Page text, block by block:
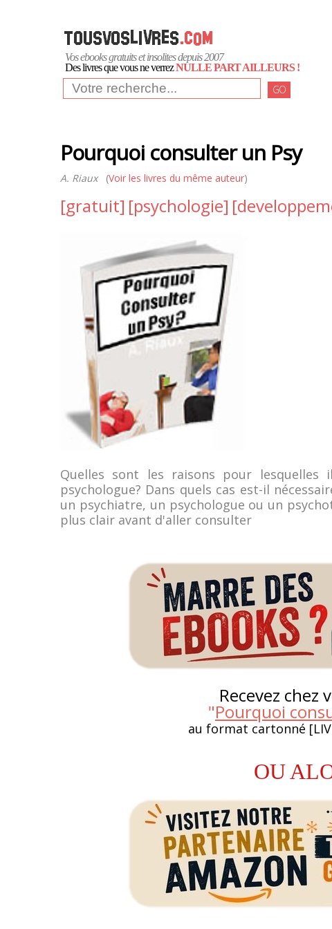
Vos ebooks gratuits et insolites depuis 2007
Des livres que vous ne verrezNULLE PART AILLEURS !
GO
Pourquoi consulter un Psy
A. Riaux(Voir les livres du même auteur)
[gratuit] [psychologie]
Quelles sont les raisons pour
psychologue? Dans quels cas est-il
un psychiatre, un psychologue ou un
plus clair avant d'aller consulter
Recevez chez
"Pourquoi
au format cartonné
OU